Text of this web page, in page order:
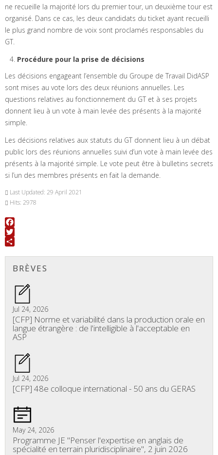
ne recueille la majorité lors du premier tour, un deuxième tour est
organisé. Dans ce cas, les deux candidats du ticket ayant recueilli
le plus grand nombre de voix sont proclamés responsables du
GT.
Procédure pour la prise de décisions
Les décisions engageant l’ensemble du Groupe de Travail DidASP
sont mises au vote lors des deux réunions annuelles. Les
questions relatives au fonctionnement du GT et à ses projets
donnent lieu à un vote à main levée des présents à la majorité
simple.
Les décisions relatives aux statuts du GT donnent lieu à un débat
public lors des réunions annuelles suivi d’un vote à main levée des
présents à la majorité simple. Le vote peut être à bulletins secrets
si l’un des membres présents en fait la demande.
Last Updated: 29 April 2021
Hits: 2978
Facebook
Twitter
BRÈVES
Jul 24, 2026
[CFP] Norme et variabilité dans la production orale en
langue étrangère : de l'intelligible à l'acceptable en
ASP
Jul 24, 2026
[CFP] 48e colloque international - 50 ans du GERAS
May 24, 2026
Programme JE "Penser l'expertise en anglais de
spécialité en terrain pluridisciplinaire", 2 juin 2026